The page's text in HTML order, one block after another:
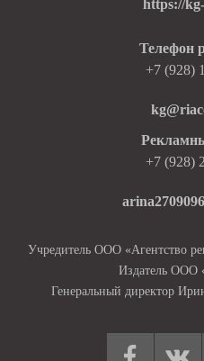
https://
Телефон
+7 (928)
+7 (928)
Учредитель ООО «Агентство
Издатель
Генеральный директор